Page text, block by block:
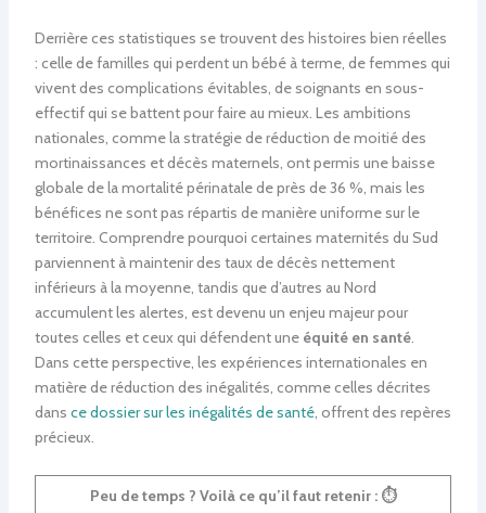
Derrière ces statistiques se trouvent des histoires bien réelles
: celle de familles qui perdent un bébé à terme, de femmes qui
vivent des complications évitables, de soignants en sous-
effectif qui se battent pour faire au mieux. Les ambitions
nationales, comme la stratégie de réduction de moitié des
mortinaissances et décès maternels, ont permis une baisse
globale de la mortalité périnatale de près de 36 %, mais les
bénéfices ne sont pas répartis de manière uniforme sur le
territoire. Comprendre pourquoi certaines maternités du Sud
parviennent à maintenir des taux de décès nettement
inférieurs à la moyenne, tandis que d’autres au Nord
accumulent les alertes, est devenu un enjeu majeur pour
toutes celles et ceux qui défendent une équité en santé.
Dans cette perspective, les expériences internationales en
matière de réduction des inégalités, comme celles décrites
dans ce dossier sur les inégalités de santé, offrent des repères
précieux.
Peu de temps ? Voilà ce qu’il faut retenir :⏱️